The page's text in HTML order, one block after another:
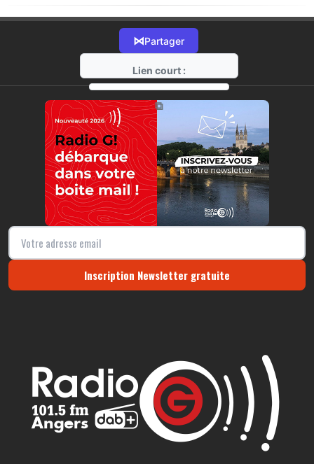
⋈Partager
Lien court :
https://radio-g.fr?11940
⧉
Inscription Newsletter gratuite